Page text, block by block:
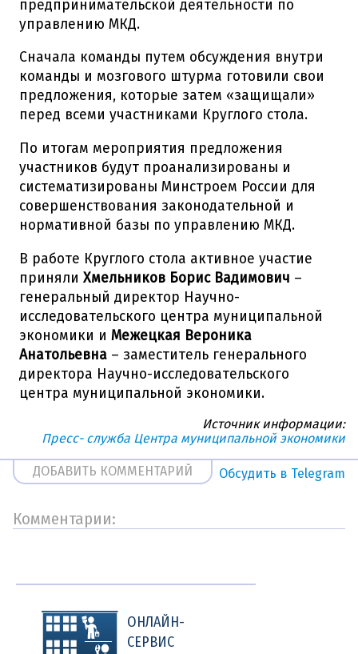
предпринимательской деятельности по
управлению МКД.
Сначала команды путем обсуждения внутри
команды и мозгового штурма готовили свои
предложения, которые затем «защищали»
перед всеми участниками Круглого стола.
По итогам мероприятия предложения
участников будут проанализированы и
систематизированы Минстроем России для
совершенствования законодательной и
нормативной базы по управлению МКД.
В работе Круглого стола активное участие
приняли Хмельников Борис Вадимович –
генеральный директор Научно-
исследовательского центра муниципальной
экономики и Межецкая Вероника
Анатольевна – заместитель генерального
директора Научно-исследовательского
центра муниципальной экономики.
Источник информации:
Пресс- служба Центра муниципальной экономики
ДОБАВИТЬ КОММЕНТАРИЙ Обсудить в Telegram
Комментарии:
новости
ОНЛАЙН-
СЕРВИС